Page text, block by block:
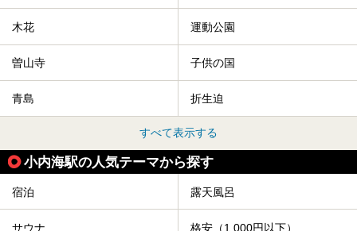
木花 運動公園
曽山寺 子供の国
青島 折生迫
すべて表示する
小内海駅の人気テーマから探す
宿泊 露天風呂
サウナ 格安（1,000円以下）